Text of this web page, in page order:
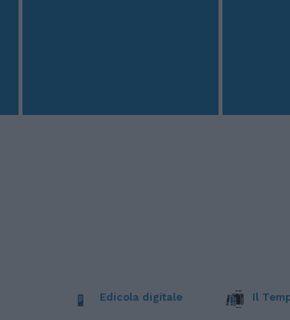
Edicola digitale Il